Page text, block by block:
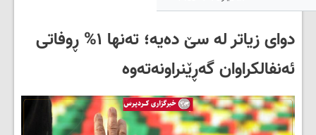
دوای زیاتر له‌ سێ ده‌یه‌؛ تەنها ۱% ڕوفاتی
ئەنفالکراوان گەڕێنراونەتەوە